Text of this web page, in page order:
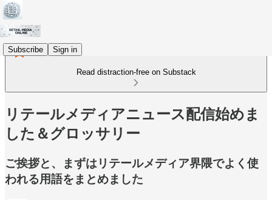
Subscribe Sign in
Read distraction-free on Substack
リテールメディアニュース配信始めま
した＆グロッサリー
ご挨拶と、まずはリテールメディア界隈でよく使
われる用語をまとめました